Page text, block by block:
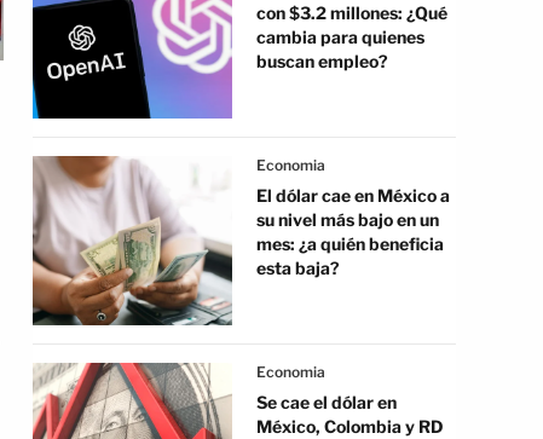
con $3.2 millones: ¿Qué
cambia para quienes
buscan empleo?
Economia
El dólar cae en México a
su nivel más bajo en un
mes: ¿a quién beneficia
esta baja?
Economia
Se cae el dólar en
México, Colombia y RD